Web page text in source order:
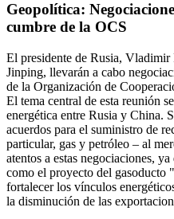
Geopolítica:
cumbre de la OCS
El presidente de Rusia,
Jinping, llevarán a cabo
de la Organización de
El tema central de esta reunión
energética entre Rusia y China.
acuerdos para el suministro de
particular, gas y petróleo – al
atentos a estas negociaciones,
como el proyecto del gasoducto
fortalecer los vínculos
la disminución de las